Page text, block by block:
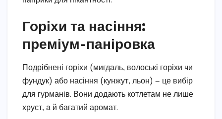
Горіхи та насіння:
преміум-паніровка
Подрібнені горіхи (мигдаль, волоські горіхи чи
фундук) або насіння (кунжут, льон) — це вибір
для гурманів. Вони додають котлетам не лише
хруст, а й багатий аромат.